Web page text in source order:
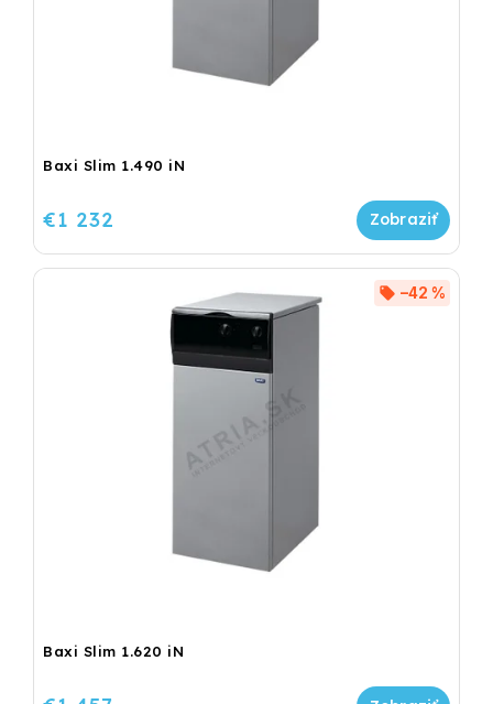
Baxi Slim 1.490 iN
€1 232
Baxi Slim 1.620 iN
–42 %